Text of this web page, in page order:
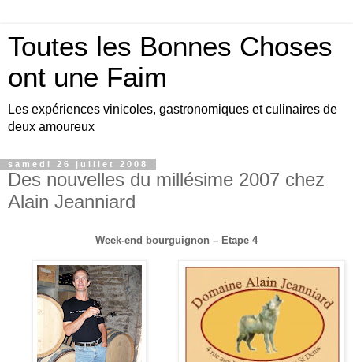
Toutes les Bonnes Choses
ont une Faim
Les expériences vinicoles, gastronomiques et culinaires de
deux amoureux
samedi 26 juillet 2008
Des nouvelles du millésime 2007 chez
Alain Jeanniard
Week-end bourguignon – Etape 4